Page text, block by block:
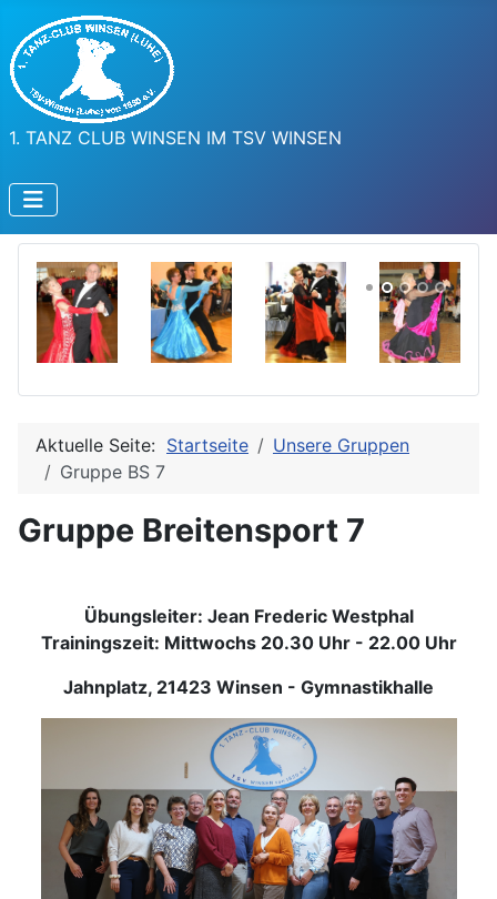
1. TANZ CLUB WINSEN IM TSV WINSEN
Aktuelle Seite: Startseite
Unsere Gruppen
Gruppe BS 7
Gruppe Breitensport 7
Übungsleiter: Jean Frederic Westphal
Trainingszeit: Mittwochs 20.30 Uhr - 22.00 Uhr
Jahnplatz, 21423 Winsen - Gymnastikhalle